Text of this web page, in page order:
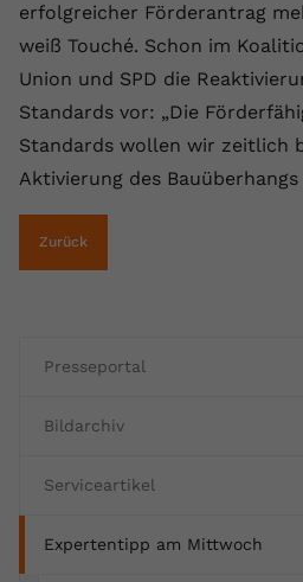
Presseportal
Bildarchiv
Serviceartikel
Expertentipp am Mittwoch
erfolgreicher Förderantrag
weiß Touché. Schon im
Union und SPD die
Standards vor: „Die
Standards wollen wir zeitlich
Aktivierung des
Zurück
Videos
Name
Anbieter youtube.com
Laufzeit Session
Name